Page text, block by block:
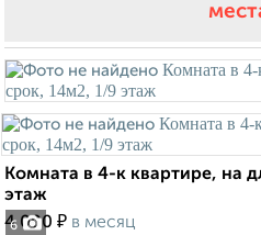
6
Комната в 4-к квартире, на
этаж
4 000 ₽ в месяц